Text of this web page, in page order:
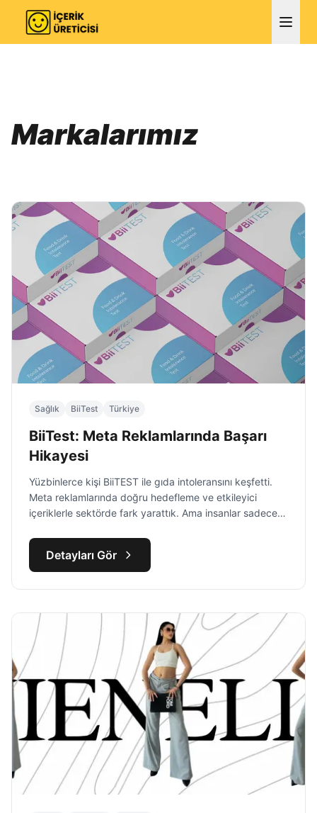
Markalarımız
Sağlık BiiTest Türkiye
BiiTest: Meta Reklamlarında Başarı
Hikayesi
Yüzbinlerce kişi BiiTEST ile gıda intoleransını keşfetti.
Meta reklamlarında doğru hedefleme ve etkileyici
içeriklerle sektörde fark yarattık. Ama insanlar sadece
Peki bu dönüşümü nasıl başardık?
Detayları Gör